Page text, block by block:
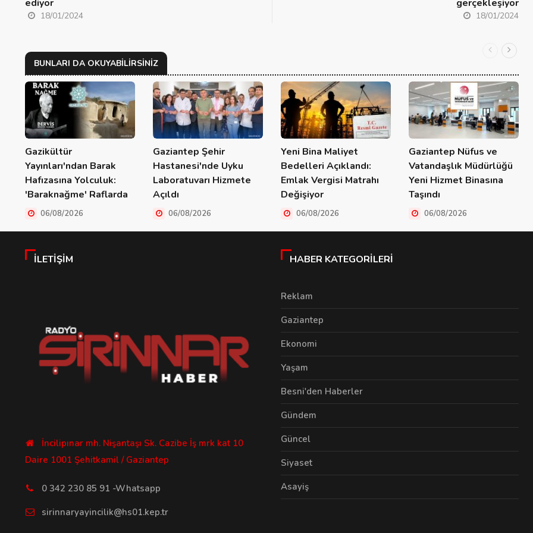
ediyor
18/01/2024
gerçekleşiyor
18/01/2024
BUNLARI DA OKUYABILIRSINIZ
Gazikültür
Yayınları'ndan Barak
Hafızasına Yolculuk:
'Baraknağme' Raflarda
06/08/2026
Gaziantep Şehir
Hastanesi'nde Uyku
Laboratuvarı Hizmete
Açıldı
06/08/2026
Yeni Bina Maliyet
Bedelleri Açıklandı:
Emlak Vergisi Matrahı
Değişiyor
06/08/2026
Gaziantep Nüfus ve
Vatandaşlık Müdürlüğü
Yeni Hizmet Binasına
Taşındı
06/08/2026
İLETIŞIM
İncilipınar mh. Nişantaşı Sk. Cazibe İş mrk kat 10
Daire 1001 Şehitkamil / Gaziantep
0 342 230 85 91 -Whatsapp
sirinnaryayincilik@hs01.kep.tr
HABER KATEGORILERI
Reklam
Gaziantep
Ekonomi
Yaşam
Besni'den Haberler
Gündem
Güncel
Siyaset
Asayiş